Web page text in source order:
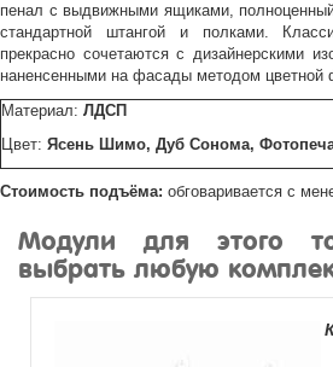
пенал с выдвижными ящиками,
стандартной штангой и полками.
прекрасно сочетаются с дизайнерскими
наненсенными на фасады методом цветной
Материал: ЛДСП
Цвет: Ясень Шимо, Дуб Сонома,
Стоимость подъёма: обговаривается с
Модули для этого
выбрать любую